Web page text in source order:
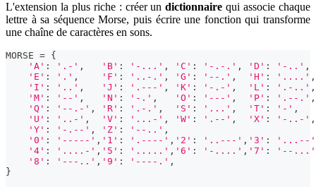
L'extension la plus riche : créer undictionnaire qui associe chaque
lettre à sa séquence Morse, puis écrire une fonction qui transforme
une chaîne de caractères en sons.
MORSE = {
'A' : '.-' , 'B' : '-...' , 'C' : '-.-.' , 'D' : '-..' ,
'E' : '.' , 'F' : '..-.' , 'G' : '--.' , 'H' : '....' ,
'I' : '..' , 'J' : '.---' , 'K' : '-.-' , 'L' : '.-..' ,
'M' : '--' , 'N' : '-.' , 'O' : '---' , 'P' : '.--.' ,
'Q' : '--.-' , 'R' : '.-.' , 'S' : '...' , 'T' : '-' ,
'U' : '..-' , 'V' : '...-' , 'W' : '.--' , 'X' : '-..-' ,
'Y' : '-.--' , 'Z' : '--..' ,
'0' : '-----' , '1' : '.----' , '2' : '..---' , '3' :
'...--'
'4' : '....-' , '5' : '.....' , '6' : '-....' , '7' :
'--...'
'8' : '---..' , '9' : '----.' ,
}